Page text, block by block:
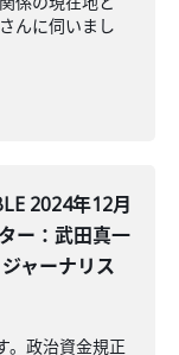
んに伺いまし
2024年12月
ー：武田真一
ャーナリス
。政治資金規正